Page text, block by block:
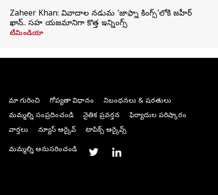
Zaheer Khan: వివాదాల నడుమ 'జాఫ్నా కింగ్స్'లోకి జహీర్
ఖాన్.. సహ యజమానిగా కొత్త ఇన్నింగ్స్
టీమిండియా
మా గురించి గోప్యతా విధానం
నిబంధనలు & షరతులు
మమ్మల్ని సంప్రదించండి
నైతిక ప్రవర్తన
ఫిర్యాదుల పరిష్కారం
వార్తలు
న్యూస్ ఆర్కైవ్ టాపిక్స్ ఆర్కైవ్స్
మమ్మల్ని అనుసరించండి